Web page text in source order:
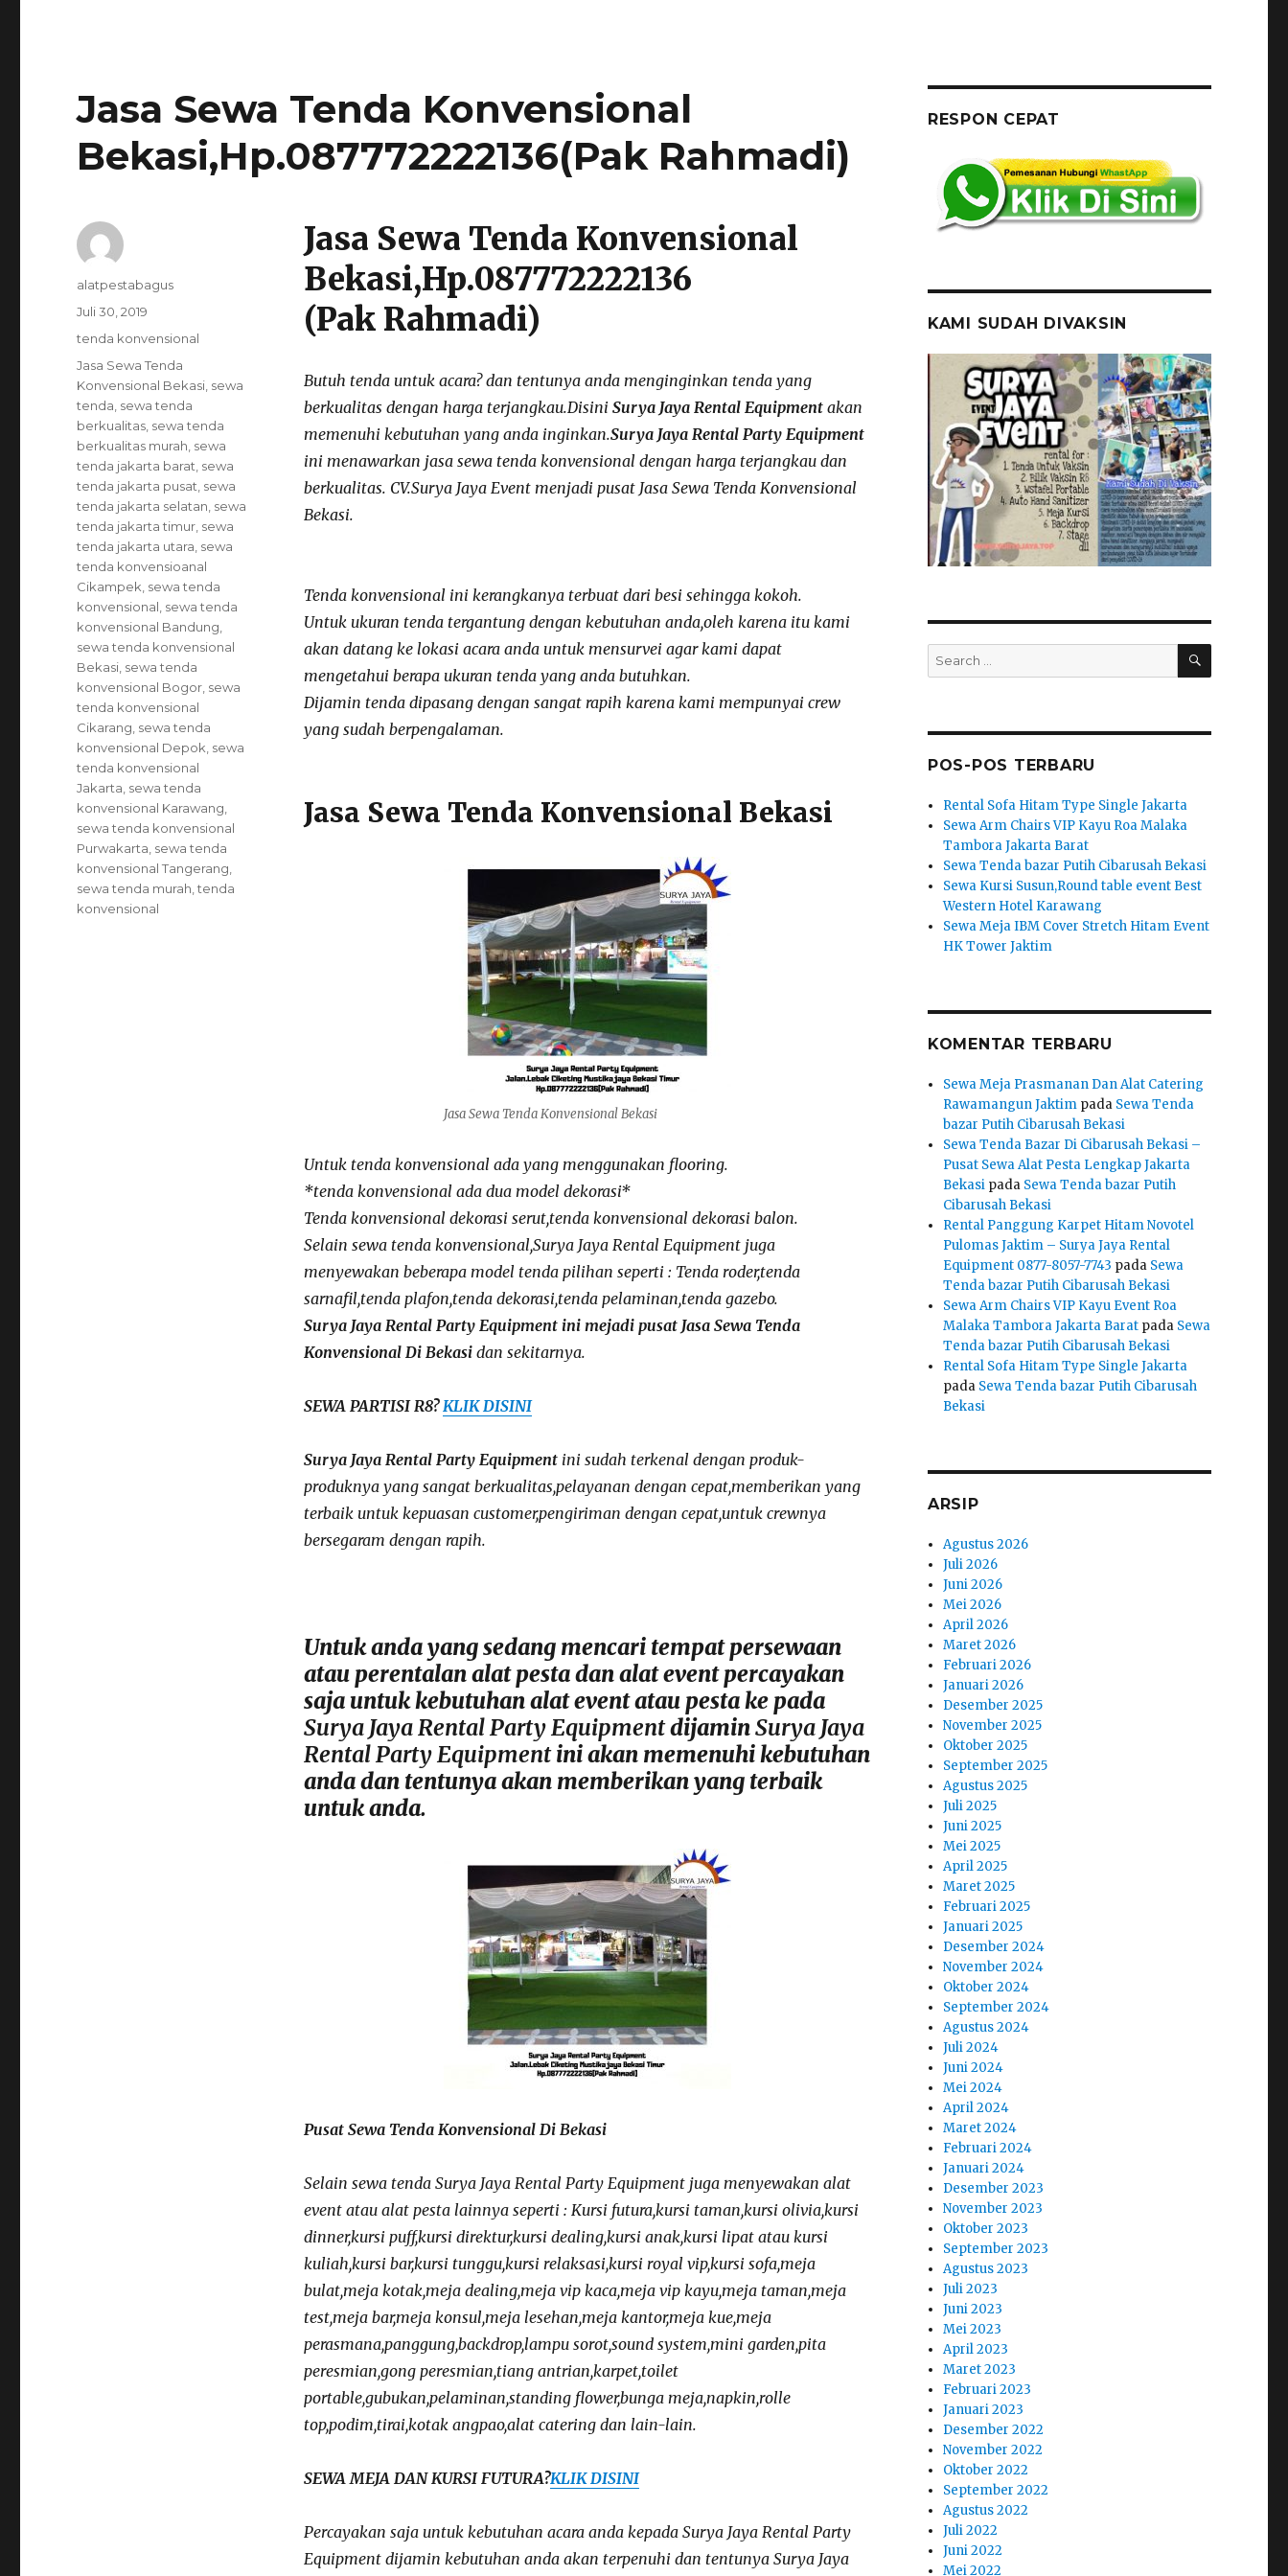
Jasa Sewa Tenda Konvensional
Bekasi,Hp.087772222136(Pak Rahmadi)
Jasa Sewa Tenda Konvensional
Bekasi,Hp.087772222136
(Pak Rahmadi)
Butuh tenda untuk acara? dan tentunya anda menginginkan tenda yang
berkualitas dengan harga terjangkau.Disini Surya Jaya Rental Equipmentakan
memenuhi kebutuhan yang anda inginkan.Surya Jaya Rental Party Equipment
ini menawarkan jasa sewa tenda konvensional dengan harga terjangkau dan
berkualitas. CV.Surya Jaya Event menjadi pusat Jasa Sewa Tenda Konvensional
Bekasi.
Tenda konvensional ini kerangkanya terbuat dari besi sehingga kokoh.
Untuk ukuran tenda tergantung dengan kebutuhan anda,oleh karena itu kami
akan datang ke lokasi acara anda untuk mensurvei agar kami dapat
mengetahui berapa ukuran tenda yang anda butuhkan.
Dijamin tenda dipasang dengan sangat rapih karena kami mempunyai crew
yang sudah berpengalaman.
Jasa Sewa Tenda Konvensional Bekasi
Jasa Sewa Tenda Konvensional Bekasi
Untuk tenda konvensional ada yang menggunakan flooring.
*tenda konvensional ada dua model dekorasi*
Tenda konvensional dekorasi serut,tenda konvensional dekorasi balon.
Selain sewa tenda konvensional,Surya Jaya Rental Equipment juga
menyewakan beberapa model tenda pilihan seperti : Tenda roder,tenda
sarnafil,tenda plafon,tenda dekorasi,tenda pelaminan,tenda gazebo.
Surya Jaya Rental Party Equipment ini mejadi pusat Jasa Sewa Tenda
Konvensional Di Bekasidan sekitarnya.
SEWA PARTISI R8?KLIK DISINI
Surya Jaya Rental Party Equipment ini sudah terkenal dengan produk-
produknya yang sangat berkualitas,pelayanan dengan cepat,memberikan yang
terbaik untuk kepuasan customer,pengiriman dengan cepat,untuk crewnya
bersegaram dengan rapih.
Untuk anda yang sedang mencari tempat persewaan
atau perentalan alat pesta dan alat event percayakan
saja untuk kebutuhan alat event atau pesta ke pada
Surya Jaya Rental Party EquipmentdijaminSurya Jaya
Rental Party Equipmentini akan memenuhi kebutuhan
anda dan tentunya akan memberikan yang terbaik
untuk anda.
Pusat Sewa Tenda Konvensional Di Bekasi
Selain sewa tenda Surya Jaya Rental Party Equipment juga menyewakan alat
event atau alat pesta lainnya seperti : Kursi futura,kursi taman,kursi olivia,kursi
dinner,kursi puff,kursi direktur,kursi dealing,kursi anak,kursi lipat atau kursi
kuliah,kursi bar,kursi tunggu,kursi relaksasi,kursi royal vip,kursi sofa,meja
bulat,meja kotak,meja dealing,meja vip kaca,meja vip kayu,meja taman,meja
test,meja bar,meja konsul,meja lesehan,meja kantor,meja kue,meja
perasmana,panggung,backdrop,lampu sorot,sound system,mini garden,pita
peresmian,gong peresmian,tiang antrian,karpet,toilet
portable,gubukan,pelaminan,standing flower,bunga meja,napkin,rolle
top,podim,tirai,kotak angpao,alat catering dan lain-lain.
SEWA MEJA DAN KURSI FUTURA?KLIK DISINI
Percayakan saja untuk kebutuhan acara anda kepada Surya Jaya Rental Party
Equipment dijamin kebutuhan anda akan terpenuhi dan tentunya Surya Jaya
Author
alatpestabagus
Posted
Juli 30, 2019
Categories
tenda konvensional
Tags
Jasa Sewa Tenda
Konvensional Bekasi sewa
tenda sewa tenda
berkualitas sewa tenda
berkualitas murah sewa
tenda jakarta barat sewa
tenda jakarta pusat sewa
tenda jakarta selatan sewa
tenda jakarta timur sewa
tenda jakarta utara sewa
tenda konvensioanal
Cikampek sewa tenda
konvensional sewa tenda
konvensional Bandung
sewa tenda konvensional
Bekasi sewa tenda
konvensional Bogor sewa
tenda konvensional
Cikarang sewa tenda
konvensional Depok sewa
tenda konvensional
Jakarta sewa tenda
konvensional Karawang
sewa tenda konvensional
Purwakarta sewa tenda
konvensional Tangerang
sewa tenda murah ,tenda
konvensional
RESPON CEPAT
KAMI SUDAH DIVAKSIN
Search
for:
SEARCH
POS-POS TERBARU
Rental Sofa Hitam Type Single Jakarta
Sewa Arm Chairs VIP Kayu Roa Malaka
Tambora Jakarta Barat
Sewa Tenda bazar Putih Cibarusah Bekasi
Sewa Kursi Susun,Round table event Best
Western Hotel Karawang
Sewa Meja IBM Cover Stretch Hitam Event
HK Tower Jaktim
KOMENTAR TERBARU
Sewa Meja Prasmanan Dan Alat Catering
Rawamangun Jaktim pada Sewa Tenda
bazar Putih Cibarusah Bekasi
Sewa Tenda Bazar Di Cibarusah Bekasi –
Pusat Sewa Alat Pesta Lengkap Jakarta
Bekasi pada Sewa Tenda bazar Putih
Cibarusah Bekasi
Rental Panggung Karpet Hitam Novotel
Pulomas Jaktim – Surya Jaya Rental
Equipment 0877-8057-7743 pada Sewa
Tenda bazar Putih Cibarusah Bekasi
Sewa Arm Chairs VIP Kayu Event Roa
Malaka Tambora Jakarta Barat pada Sewa
Tenda bazar Putih Cibarusah Bekasi
Rental Sofa Hitam Type Single Jakarta
pada Sewa Tenda bazar Putih Cibarusah
Bekasi
ARSIP
Agustus 2026
Juli 2026
Juni 2026
Mei 2026
April 2026
Maret 2026
Februari 2026
Januari 2026
Desember 2025
November 2025
Oktober 2025
September 2025
Agustus 2025
Juli 2025
Juni 2025
Mei 2025
April 2025
Maret 2025
Februari 2025
Januari 2025
Desember 2024
November 2024
Oktober 2024
September 2024
Agustus 2024
Juli 2024
Juni 2024
Mei 2024
April 2024
Maret 2024
Februari 2024
Januari 2024
Desember 2023
November 2023
Oktober 2023
September 2023
Agustus 2023
Juli 2023
Juni 2023
Mei 2023
April 2023
Maret 2023
Februari 2023
Januari 2023
Desember 2022
November 2022
Oktober 2022
September 2022
Agustus 2022
Juli 2022
Juni 2022
Mei 2022